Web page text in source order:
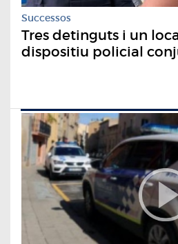
Successos
Tres detinguts i un
dispositiu policial